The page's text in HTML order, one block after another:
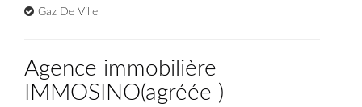
Gaz De Ville
Agence immobilière
IMMOSINO(agréée )